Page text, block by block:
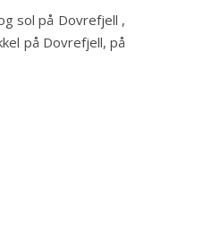
sol på Dovrefjell ,
på Dovrefjell, på